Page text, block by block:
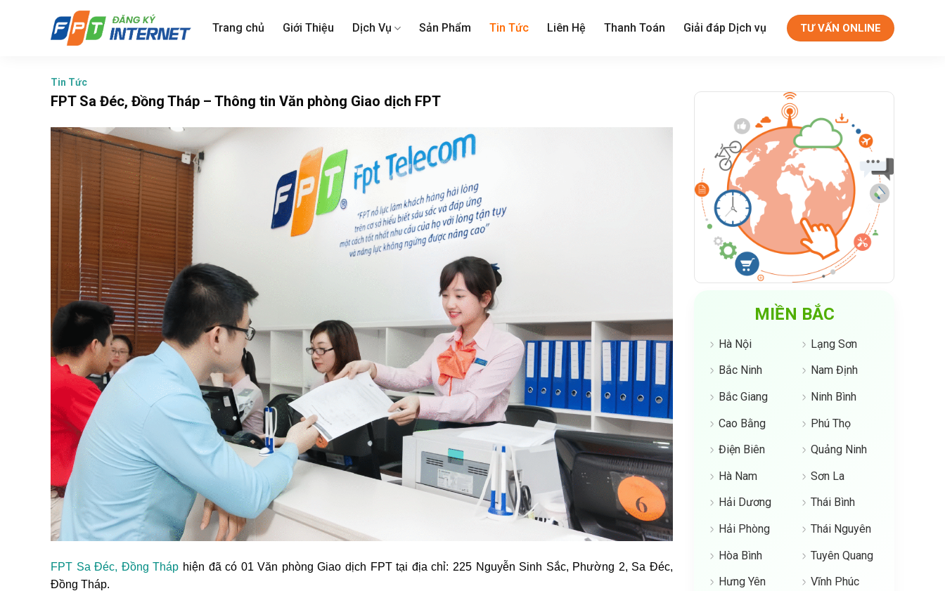
Trang chủ Giới Thiệu Dịch Vụ Sản Phẩm Tin Tức Liên Hệ Thanh Toán Giải đáp Dịch vụ TƯ VẤN ONLINE
Tin Tức
FPT Sa Đéc, Đồng Tháp – Thông tin Văn phòng Giao dịch FPT
FPT Sa Đéc, Đồng Tháp hiện đã có 01 Văn phòng Giao dịch FPT tại địa chỉ: 225 Nguyễn Sinh Sắc, Phường 2, Sa Đéc,
Đồng Tháp.
MIỀN BẮC
Hà Nội
Bắc Ninh
Bắc Giang
Cao Bằng
Điện Biên
Hà Nam
Hải Dương
Hải Phòng
Hòa Bình
Hưng Yên
Lạng Sơn
Nam Định
Ninh Bình
Phú Thọ
Quảng Ninh
Sơn La
Thái Bình
Thái Nguyên
Tuyên Quang
Vĩnh Phúc